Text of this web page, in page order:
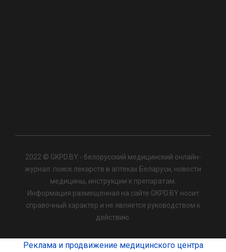
2022 © GKPD.BY - белорусский медицинский онлайн-
журнал: поиск лекарств в аптеках Беларуси, новости
медицины, инструкции к препаратам.
Информация размещенная на сайте GKPD.BY носит
справочный характер и не является руководством к
действию.
Реклама и продвижение медицинского центра